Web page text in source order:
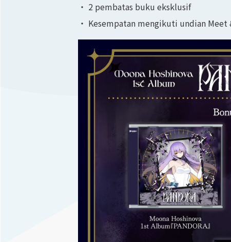
・ 2 pembatas buku eksklusif
・ Kesempatan mengikuti undian Meet